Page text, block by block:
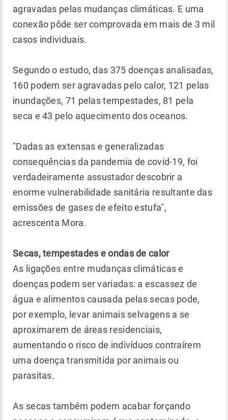
agravadas pelas mudanças climáticas. E uma
conexão pôde ser comprovada em mais de 3 mil
casos individuais.
Segundo o estudo, das 375 doenças analisadas,
160 podem ser agravadas pelo calor, 121 pelas
inundações, 71 pelas tempestades, 81 pela
seca e 43 pelo aquecimento dos oceanos.
"Dadas as extensas e generalizadas
consequências da pandemia de covid-19, foi
verdadeiramente assustador descobrir a
enorme vulnerabilidade sanitária resultante das
emissões de gases de efeito estufa",
acrescenta Mora.
Secas, tempestades e ondas de calor
As ligações entre mudanças climáticas e
doenças podem ser variadas: a escassez de
água e alimentos causada pelas secas pode,
por exemplo, levar animais selvagens a se
aproximarem de áreas residenciais,
aumentando o risco de indivíduos contraírem
uma doença transmitida por animais ou
parasitas.
As secas também podem acabar forçando